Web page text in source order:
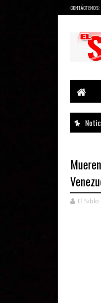
CONTÁCTENOS:
El Siblo